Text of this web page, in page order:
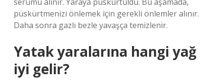
püskürtmenizi önlemek için gerekli önlemler alınır.
Daha sonra gazlı bezle yavaşça temizlenir.
Yatak yaralarına hangi yağ
iyi gelir?